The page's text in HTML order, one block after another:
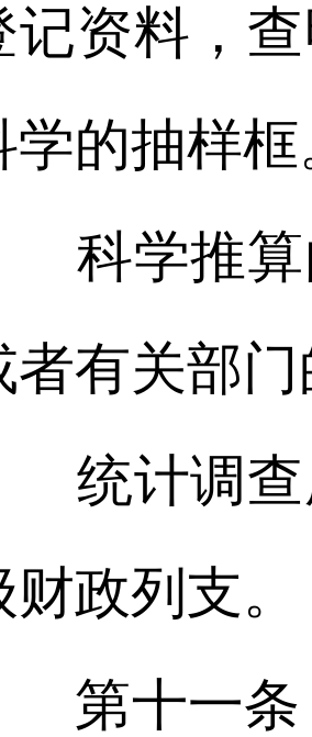
记资料，
学的抽样框
学推算
者有关部
计调查
财政列支。
十一条